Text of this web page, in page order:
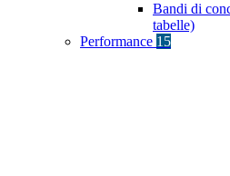
Bandi di
tabelle)
Performance 15